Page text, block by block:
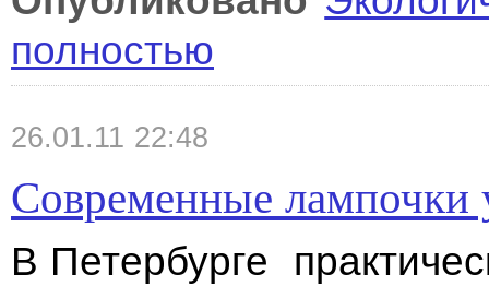
полностью
26.01.11 22:48
Современные лампочки
В Петербурге